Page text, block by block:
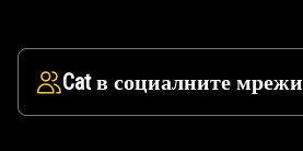
Cat в социалните мрежи